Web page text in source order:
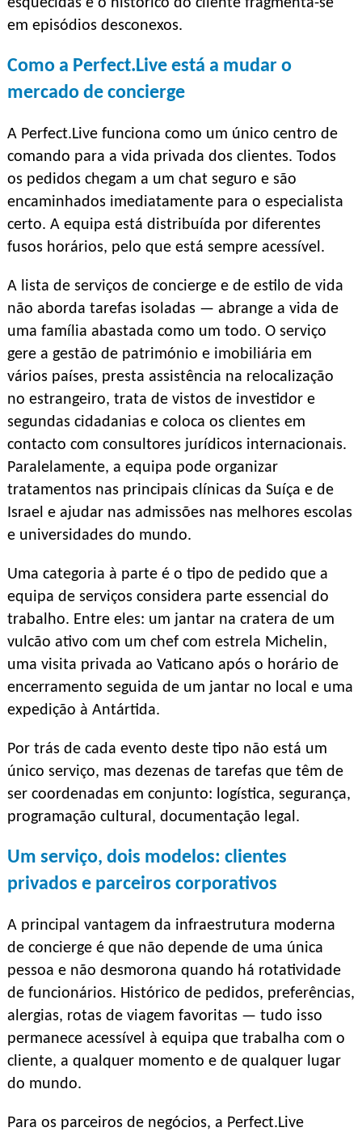
esquecidas e o histórico do cliente fragmenta-se
em episódios desconexos.
Como a Perfect.Live está a mudar o
mercado de concierge
A Perfect.Live funciona como um único centro de
comando para a vida privada dos clientes. Todos
os pedidos chegam a um chat seguro e são
encaminhados imediatamente para o especialista
certo. A equipa está distribuída por diferentes
fusos horários, pelo que está sempre acessível.
A lista de serviços de concierge e de estilo de vida
não aborda tarefas isoladas — abrange a vida de
uma família abastada como um todo. O serviço
gere a gestão de património e imobiliária em
vários países, presta assistência na relocalização
no estrangeiro, trata de vistos de investidor e
segundas cidadanias e coloca os clientes em
contacto com consultores jurídicos internacionais.
Paralelamente, a equipa pode organizar
tratamentos nas principais clínicas da Suíça e de
Israel e ajudar nas admissões nas melhores escolas
e universidades do mundo.
Uma categoria à parte é o tipo de pedido que a
equipa de serviços considera parte essencial do
trabalho. Entre eles: um jantar na cratera de um
vulcão ativo com um chef com estrela Michelin,
uma visita privada ao Vaticano após o horário de
encerramento seguida de um jantar no local e uma
expedição à Antártida.
Por trás de cada evento deste tipo não está um
único serviço, mas dezenas de tarefas que têm de
ser coordenadas em conjunto: logística, segurança,
programação cultural, documentação legal.
Um serviço, dois modelos: clientes
privados e parceiros corporativos
A principal vantagem da infraestrutura moderna
de concierge é que não depende de uma única
pessoa e não desmorona quando há rotatividade
de funcionários. Histórico de pedidos, preferências,
alergias, rotas de viagem favoritas — tudo isso
permanece acessível à equipa que trabalha com o
cliente, a qualquer momento e de qualquer lugar
do mundo.
Para os parceiros de negócios, a Perfect.Live